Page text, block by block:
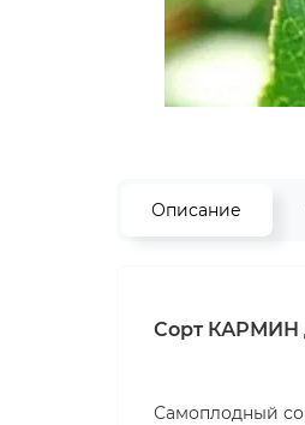
Описание
Сорт
Самоплодный